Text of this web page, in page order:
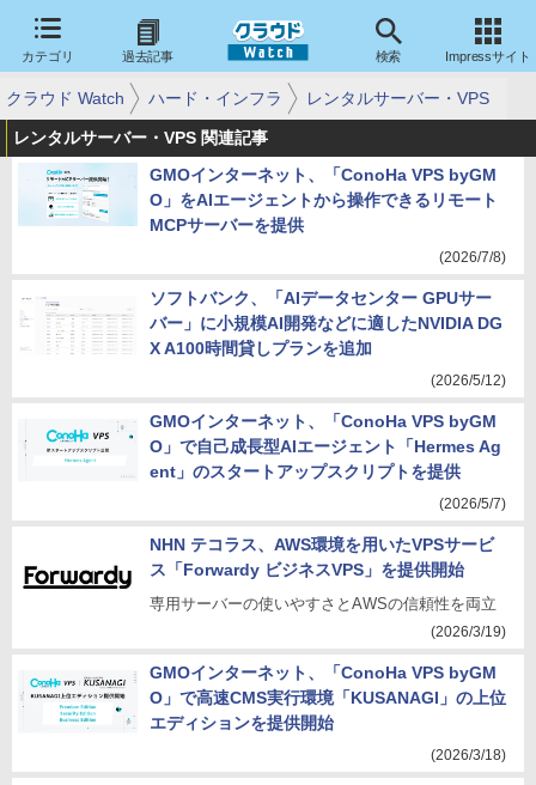
カテゴリ 過去記事 検索 Impressサイト
クラウド Watch ハード・インフラ レンタルサーバー・VPS
レンタルサーバー・VPS 関連記事
GMOインターネット、「ConoHa VPS byGM
O」をAIエージェントから操作できるリモート
MCPサーバーを提供
(2026/7/8)
ソフトバンク、「AIデータセンター GPUサー
バー」に小規模AI開発などに適したNVIDIA DG
X A100時間貸しプランを追加
(2026/5/12)
GMOインターネット、「ConoHa VPS byGM
O」で自己成長型AIエージェント「Hermes Ag
ent」のスタートアップスクリプトを提供
(2026/5/7)
NHN テコラス、AWS環境を用いたVPSサービ
ス「Forwardy ビジネスVPS」を提供開始
専用サーバーの使いやすさとAWSの信頼性を両立
(2026/3/19)
GMOインターネット、「ConoHa VPS byGM
O」で高速CMS実行環境「KUSANAGI」の上位
エディションを提供開始
(2026/3/18)